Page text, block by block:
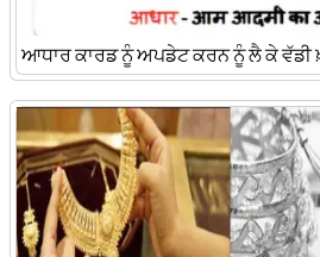
ਆਧਾਰ ਕਾਰਡ ਨੂੰ ਅਪਡੇਟ ਕਰਨ ਨੂੰ ਲੈ ਕੇ ਵੱਡੀ